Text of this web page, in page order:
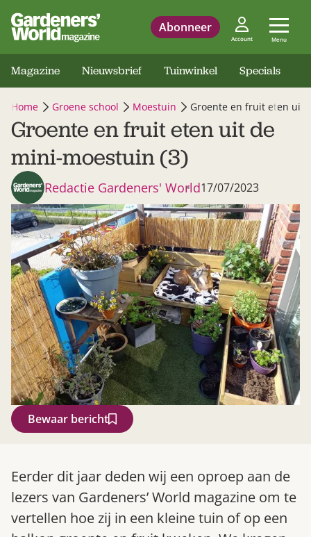
Abonneer
Account Menu
Magazine Nieuwsbrief Tuinwinkel Specials
Home Groene school Moestuin Groente en fruit eten uit
Groente en fruit eten uit de
mini-moestuin (3)
Redactie Gardeners' World17/07/2023
Bewaar bericht
Eerder dit jaar deden wij een oproep aan de
lezers van Gardeners’ World magazine om te
vertellen hoe zij in een kleine tuin of op een